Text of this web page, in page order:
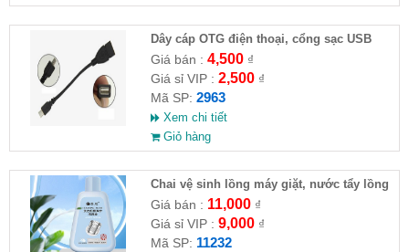
Dây cáp OTG điện thoại, cổng sạc USB
Giá bán : 4,500₫
Giá sỉ VIP : 2,500₫
Mã SP: 2963
Xem chi tiết
Giỏ hàng
Chai vệ sinh lồng máy giặt, nước tẩy lồng
máy giặt CLEANING FLUID
Giá bán : 11,000₫
Giá sỉ VIP : 9,000₫
Mã SP: 11232